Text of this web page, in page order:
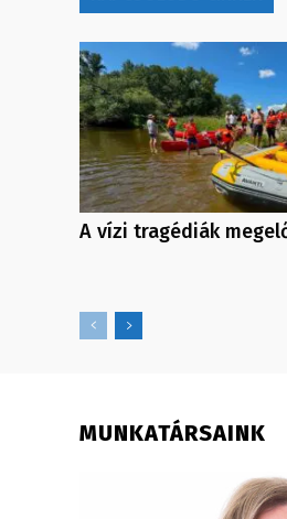
A vízi tragédiák
MUNKATÁRSAINK